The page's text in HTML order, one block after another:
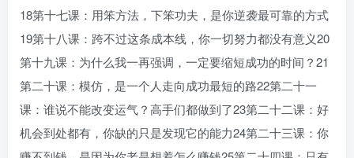
18第十七课：用笨方法，下笨功夫，是你逆袭最可靠的方式
19第十八课：跨不过这条成本线，你一切努力都没有意义20
第十九课：为什么我一再强调，一定要缩短成功的时间？21
第二十课：模仿，是一个人走向成功最短的路22第二十一
课：谁说不能改变运气？高手们都做到了23第二十二课：好
机会到处都有，你缺的只是发现它的能力24第二十三课：你